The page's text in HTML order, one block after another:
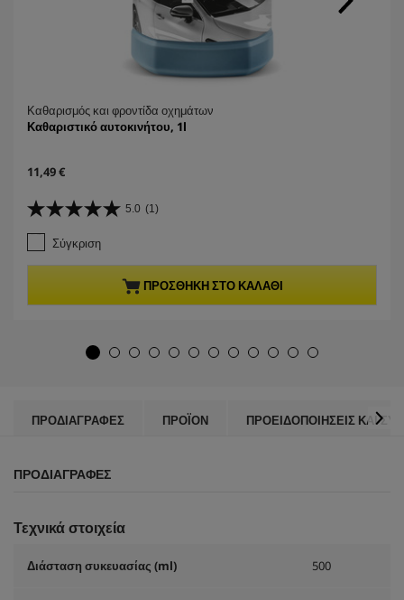
Καθαρισμός και φροντίδα οχημάτων
Καθαριστικό αυτοκινήτου, 1l
C
r
r
e
n
t
r
11,49 €
5.0 (1)
5
.
0
α
α
κ
τ
κ
ή
Σύγκριση
ΠΡΟΣΘΉΚΗ ΣΤΟ ΚΑΛΆΘΙ
ΠΡΟΔΙΑΓΡΑΦΈΣ ΠΡΟΪΌΝ ΠΡΟΕΙΔΟΠΟΙΉΣΕΙΣ ΚΑΙ
ΠΡΟΔΙΑΓΡΑΦΈΣ
Τεχνικά στοιχεία
Διάσταση συκευασίας (ml) 500